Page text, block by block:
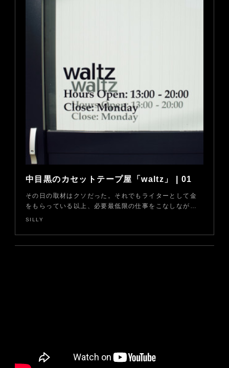
中目黒のカセットテープ屋「waltz」 | 01
その日の取材はクソだった。それでもライターとして金
をもらっている以上、必要最低限の仕事をこなしなが…
SILLY